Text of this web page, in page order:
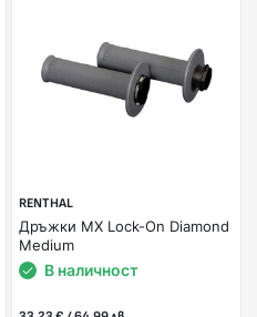
RENTHAL
Дръжки MX Lock-On Diamond
Medium
В наличност